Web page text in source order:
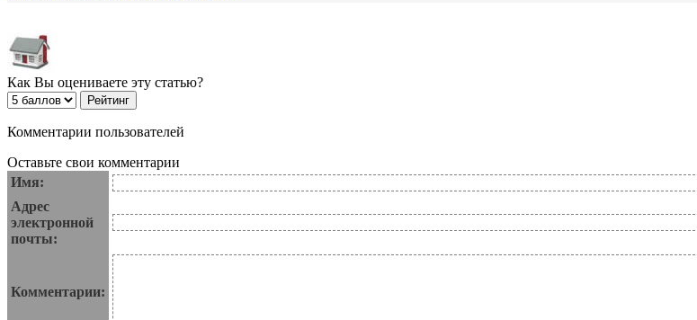
Как Вы оцениваете эту статью?
Комментарии пользователей
Оставьте свои комментарии
Имя:
Адрес
электронной
почты:
Комментарии: